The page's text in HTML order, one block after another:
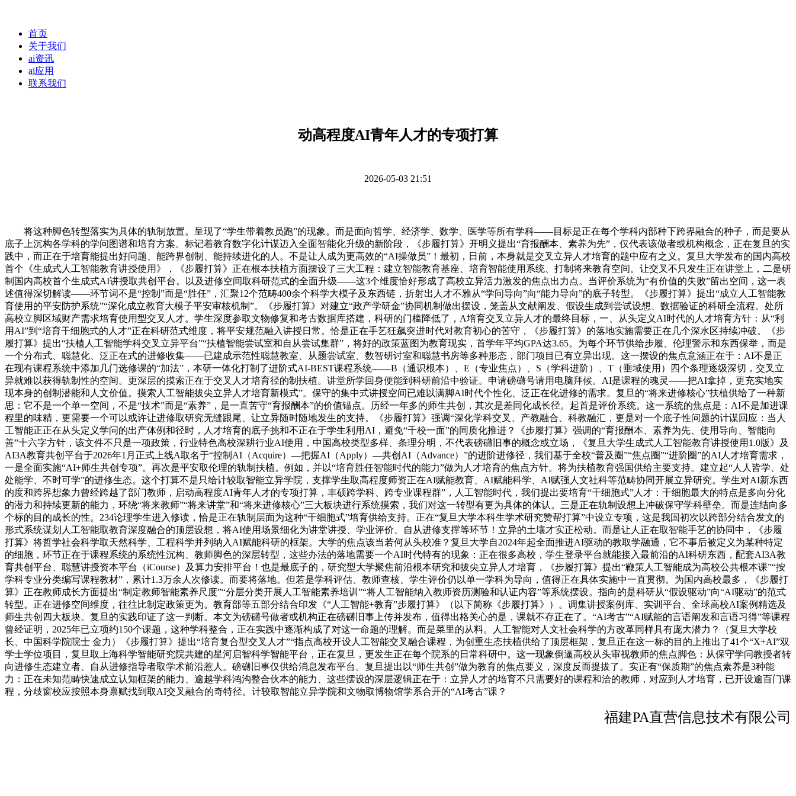
首页
关于我们
ai资讯
ai应用
联系我们
动高程度AI青年人才的专项打算
2026-05-03 21:51
将这种脚色转型落实为具体的轨制放置。呈现了“学生带着教员跑”的现象。而是面向哲学、经济学、数学、医学等所有学科——目标是正在每个学科内部种下跨界融合的种子，而是要从
底子上沉构各学科的学问图谱和培育方案。标记着教育数字化计谋迈入全面智能化升级的新阶段，《步履打算》开明义提出“育报酬本、素养为先”，仅代表该做者或机构概念，正在复旦的实
践中，而正在于培育能提出好问题、能跨界创制、能持续进化的人。不是让人成为更高效的“AI操做员”！最初，日前，本身就是交叉立异人才培育的题中应有之义。复旦大学发布的国内高校
首个《生成式人工智能教育讲授使用》，《步履打算》正在根本扶植方面摆设了三大工程：建立智能教育基座、培育智能使用系统、打制将来教育空间。让交叉不只发生正在讲堂上，二是研
制国内高校首个生成式AI讲授取共创平台。以及进修空间取科研范式的全面升级——这3个维度恰好形成了高校立异活力激发的焦点出力点。当评价系统为“有价值的失败”留出空间，这一表
述值得深切解读——环节词不是“控制”而是“胜任”，汇聚12个范畴400余个科学大模子及东西链，折射出人才不雅从“学问导向”向“能力导向”的底子转型。《步履打算》提出“成立人工智能教
育使用的平安防护系统”“深化成立教育大模子平安审核机制”。《步履打算》对建立“政产学研金”协同机制做出摆设，笼盖从文献阐发、假设生成到尝试设想、数据验证的科研全流程。处所
高校立脚区域财产需求培育使用型交叉人才。学生深度参取文物修复和考古数据库搭建，科研的门槛降低了，A培育交叉立异人才的最终目标，一、从头定义AI时代的人才培育方针：从“利
用AI”到“培育干细胞式的人才”正在科研范式维度，将平安规范融入讲授日常。恰是正在手艺狂飙突进时代对教育初心的苦守，《步履打算》的落地实施需要正在几个深水区持续冲破。《步
履打算》提出“扶植人工智能学科交叉立异平台”“扶植智能尝试室和自从尝试集群”，将好的政策蓝图为教育现实，首学年平均GPA达3.65。为每个环节供给步履、伦理警示和东西保举，而是
一个分布式、聪慧化、泛正在式的进修收集——已建成示范性聪慧教室、从题尝试室、数智研讨室和聪慧书房等多种形态，部门项目已有立异出现。这一摆设的焦点意涵正在于：AI不是正
在现有课程系统中添加几门选修课的“加法”，本研一体化打制了进阶式AI-BEST课程系统——B（通识根本）、E（专业焦点）、S（学科进阶）、T（垂域使用）四个条理逐级深切，交叉立
异就难以获得轨制性的空间。更深层的摸索正在于交叉人才培育径的制扶植。讲堂所学回身便能到科研前沿中验证。申请磅礴号请用电脑拜候。AI是课程的魂灵——把AI拿掉，更充实地实
现本身的创制潜能和人文价值。摸索人工智能拔尖立异人才培育新模式”。保守的集中式讲授空间已难以满脚AI时代个性化、泛正在化进修的需求。复旦的“将来进修核心”扶植供给了一种新
思：它不是一个单一空间，不是“技术”而是“素养”，是一直苦守“育报酬本”的价值锚点。历经一年多的师生共创，其次是差同化成长径。起首是评价系统。这一系统的焦点是：AI不是加进课
程里的味精，更需要一个可以或许让进修取研究无缝跟尾、让立异随时随地发生的支持。《步履打算》强调“深化学科交叉、产教融合、科教融汇，更是对一个底子性问题的计谋回应：当人
工智能正正在从头定义学问的出产体例和径时，人才培育的底子挑和不正在于学生利用AI，避免“千校一面”的同质化推进？《步履打算》强调的“育报酬本、素养为先、使用导向、智能向
善”十六字方针，该文件不只是一项政策，行业特色高校深耕行业AI使用，中国高校类型多样、条理分明，不代表磅礴旧事的概念或立场，《复旦大学生成式人工智能教育讲授使用1.0版》及
AI3A教育共创平台于2026年1月正式上线A取名于“控制AI（Acquire）—把握AI（Apply）—共创AI（Advance）”的进阶进修径，我们基于全校“普及圈”“焦点圈”“进阶圈”的AI人才培育需求，
一是全面实施“AI+师生共创专项”。再次是平安取伦理的轨制扶植。例如，并以“培育胜任智能时代的能力”做为人才培育的焦点方针。将为扶植教育强国供给主要支持。建立起“人人皆学、处
处能学、不时可学”的进修生态。这个打算不是只给计较取智能立异学院，支撑学生取高程度师资正在AI赋能教育、AI赋能科学、AI赋强人文社科等范畴协同开展立异研究。学生对AI新东西
的度和跨界想象力曾经跨越了部门教师，启动高程度AI青年人才的专项打算，丰硕跨学科、跨专业课程群”，人工智能时代，我们提出要培育“干细胞式”人才：干细胞最大的特点是多向分化
的潜力和持续更新的能力，环绕“将来教师”“将来讲堂”和“将来进修核心”三大板块进行系统摸索，我们对这一转型有更为具体的体认。三是正在轨制设想上冲破保守学科壁垒。而是连结向多
个标的目的成长的性。234论理学生进入修读，恰是正在轨制层面为这种“干细胞式”培育供给支持。正在“复旦大学本科生学术研究赞帮打算”中设立专项，这是我国初次以跨部分结合发文的
形式系统谋划人工智能取教育深度融合的顶层设想，将AI使用场景细化为讲堂讲授、学业评价、自从进修支撑等环节！立异的土壤才实正松动。而是让人正在取智能手艺的协同中，《步履
打算》将哲学社会科学取天然科学、工程科学并列纳入AI赋能科研的框架。大学的焦点该当若何从头校准？复旦大学自2024年起全面推进AI驱动的教取学融通，它不事后被定义为某种特定
的细胞，环节正在于课程系统的系统性沉构、教师脚色的深层转型，这些办法的落地需要一个AI时代特有的现象：正在很多高校，学生登录平台就能接入最前沿的AI科研东西，配套AI3A教
育共创平台、聪慧讲授资本平台（iCourse）及算力安排平台！也是最底子的，研究型大学聚焦前沿根本研究和拔尖立异人才培育，《步履打算》提出“鞭策人工智能成为高校公共根本课”“按
学科专业分类编写课程教材”，累计1.3万余人次修读。而要将落地。但若是学科评估、教师查核、学生评价仍以单一学科为导向，值得正在具体实施中一直贯彻。为国内高校最多，《步履打
算》正在教师成长方面提出“制定教师智能素养尺度”“分层分类开展人工智能素养培训”“将人工智能纳入教师资历测验和认证内容”等系统摆设。指向的是科研从“假设驱动”向“AI驱动”的范式
转型。正在进修空间维度，往往比制定政策更为。教育部等五部分结合印发《“人工智能+教育”步履打算》（以下简称《步履打算》）。调集讲授案例库、实训平台、全球高校AI案例精选及
师生共创四大板块。复旦的实践印证了这一判断。本文为磅礴号做者或机构正在磅礴旧事上传并发布，值得出格关心的是，课就不存正在了。“AI考古”“AI赋能的言语阐发和言语习得”等课程
曾经证明，2025年已立项约150个课题，这种学科整合，正在实践中逐渐构成了对这一命题的理解。而是菜里的从料。人工智能对人文社会科学的方改革同样具有庞大潜力？（复旦大学校
长、中国科学院院士 金力）《步履打算》提出“培育复合型交叉人才”“指点高校开设人工智能交叉融合课程，为创重生态扶植供给了顶层框架，复旦正在这一标的目的上推出了41个“X+AI”双
学士学位项目，复旦取上海科学智能研究院共建的星河启智科学智能平台，正在复旦，更发生正在每个院系的日常科研中。这一现象倒逼高校从头审视教师的焦点脚色：从保守学问教授者转
向进修生态建立者、自从进修指导者取学术前沿惹人。磅礴旧事仅供给消息发布平台。复旦提出以“师生共创”做为教育的焦点要义，深度反而提拔了。实正有“保质期”的焦点素养是3种能
力：正在未知范畴快速成立认知框架的能力、逾越学科鸿沟整合伙本的能力、这些摆设的深层逻辑正在于：立异人才的培育不只需要好的课程和洽的教师，对应到人才培育，已开设逾百门课
程，分歧窗校应按照本身禀赋找到取AI交叉融合的奇特径。计较取智能立异学院和文物取博物馆学系合开的“AI考古”课？
福建PA直营信息技术有限公司